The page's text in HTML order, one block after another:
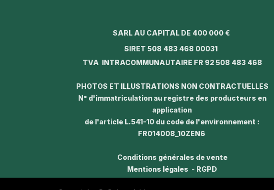
SARL AU CAPITAL DE 400 000 €
SIRET 508 483 468 00031
TVA INTRACOMMUNAUTAIRE FR 92 508 483 468
PHOTOS ET ILLUSTRATIONS NON CONTRACTUELLES
N° d'immatriculation au registre des producteurs en
application
de l'article L.541-10 du code de l'environnement :
FR014008_10ZEN6
Conditions générales de vente
Mentions légales - RGPD